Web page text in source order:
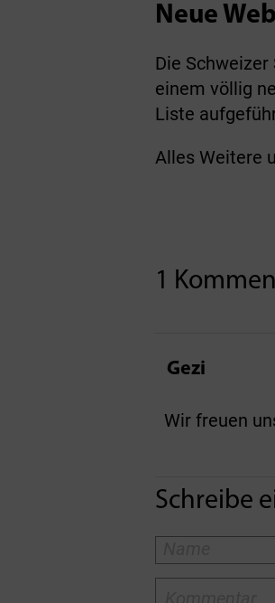
Neue
Die
einem völlig
Liste
Alles Weitere
1
Gezi
Wir freuen
Schreibe